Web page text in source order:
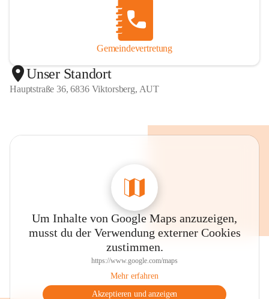
Gemeindevertretung
Unser Standort
Hauptstraße 36, 6836 Viktorsberg, AUT
Um Inhalte von Google Maps anzuzeigen,
musst du der Verwendung externer Cookies
zustimmen.
https://www.google.com/maps
Mehr erfahren
Akzeptieren und anzeigen